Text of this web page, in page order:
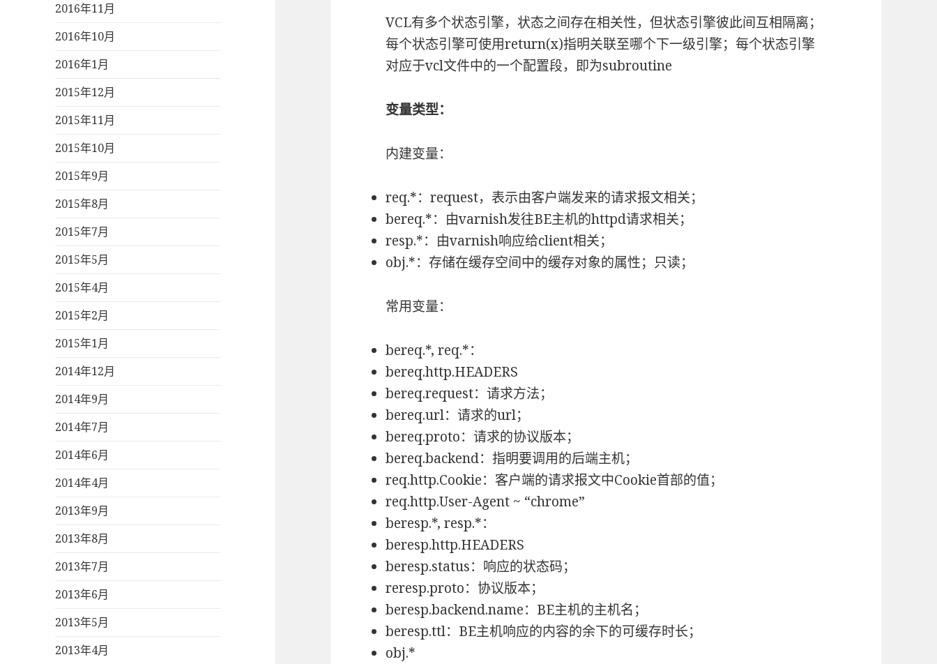
2016年11月
2016年10月
2016年1月
2015年12月
2015年11月
2015年10月
2015年9月
2015年8月
2015年7月
2015年5月
2015年4月
2015年2月
2015年1月
2014年12月
2014年9月
2014年7月
2014年6月
2014年4月
2013年9月
2013年8月
2013年7月
2013年6月
2013年5月
2013年4月
VCL有多个状态引擎，状态之间存在相关性，但状态引擎彼此间互相隔离；
每个状态引擎可使用return(x)指明关联至哪个下一级引擎；每个状态引擎
对应于vcl文件中的一个配置段，即为subroutine
变量类型：
内建变量：
req.*：request，表示由客户端发来的请求报文相关；
bereq.*：由varnish发往BE主机的httpd请求相关；
resp.*：由varnish响应给client相关；
obj.*：存储在缓存空间中的缓存对象的属性；只读；
常用变量：
bereq.*, req.*：
bereq.http.HEADERS
bereq.request：请求方法；
bereq.url：请求的url；
bereq.proto：请求的协议版本；
bereq.backend：指明要调用的后端主机；
req.http.Cookie：客户端的请求报文中Cookie首部的值；
req.http.User-Agent ~ “chrome”
beresp.*, resp.*：
beresp.http.HEADERS
beresp.status：响应的状态码；
reresp.proto：协议版本；
beresp.backend.name：BE主机的主机名；
beresp.ttl：BE主机响应的内容的余下的可缓存时长；
obj.*